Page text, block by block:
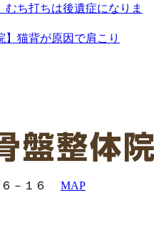
ち打ちは後遺症になりま
猫背が原因で肩こり
６－１６ MAP